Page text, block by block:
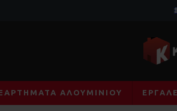
ΑΛΟΥΜΙΝΊΟΥ